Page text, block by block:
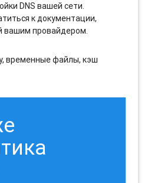
DNS вашей сети.
к документации,
вашим провайдером.
временные файлы, кэш